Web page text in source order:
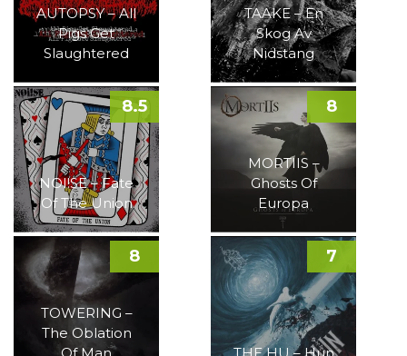
AUTOPSY – All
Pigs Get
Slaughtered
TAAKE – En
Skog Av
Nidstang
NOI!SE – Fate
Of The Union
8.5
MORTIIS –
Ghosts Of
Europa
8
TOWERING –
The Oblation
8 7